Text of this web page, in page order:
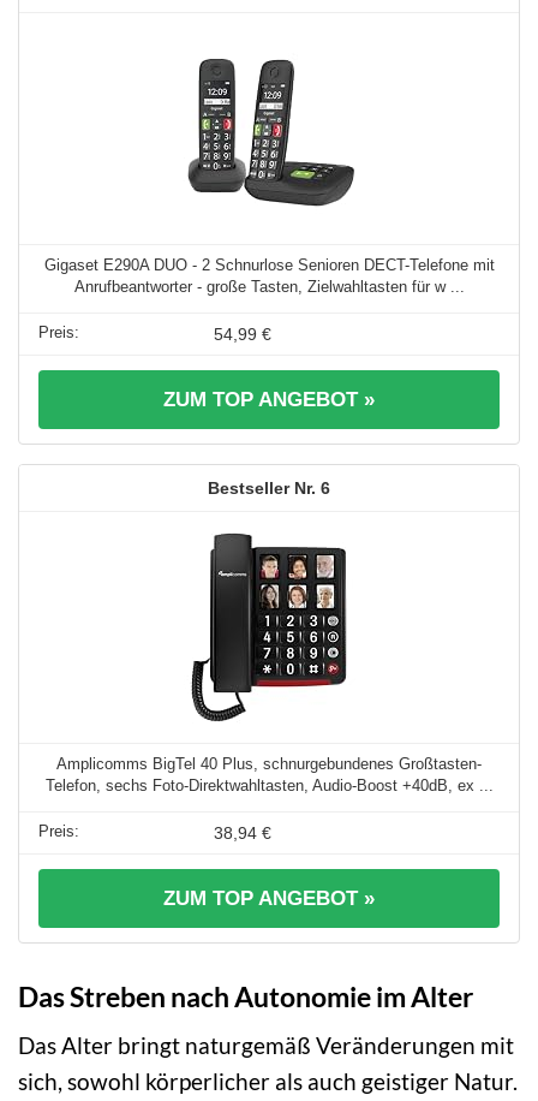
Gigaset E290A DUO - 2 Schnurlose Senioren DECT-Telefone mit
Anrufbeantworter - große Tasten, Zielwahltasten für w ...
54,99 €
ZUM TOP ANGEBOT »
6
Amplicomms BigTel 40 Plus, schnurgebundenes Großtasten-
Telefon, sechs Foto-Direktwahltasten, Audio-Boost +40dB, ex ...
38,94 €
ZUM TOP ANGEBOT »
Das Streben nach Autonomie im Alter
Das Alter bringt naturgemäß Veränderungen mit
sich, sowohl körperlicher als auch geistiger Natur.